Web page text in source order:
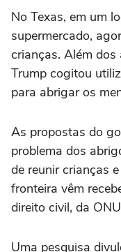
No Texas, em um
supermercado,
crianças. Além
Trump cogitou
para abrigar os
As propostas do
problema dos
de reunir crianças
fronteira vêm
direito civil, da
Uma pesquisa